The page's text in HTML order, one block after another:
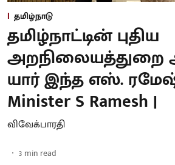
தமிழ்நாடு
தமிழ்நாட்டின் புதிய
அறநிலையத்துறை
யார் இந்த எஸ்.
Minister S Ramesh |
விவேக்பாரதி
3 min read